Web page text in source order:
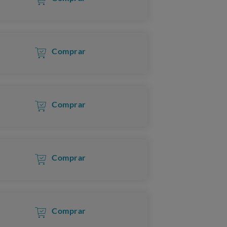
Comprar
Comprar
Comprar
Comprar